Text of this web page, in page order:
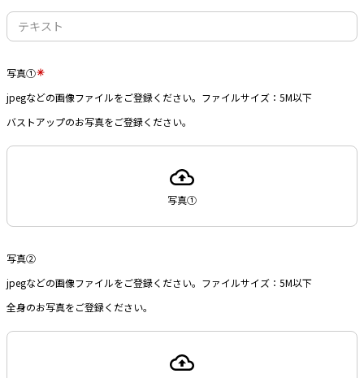
写真①
jpegなどの画像ファイルをご登録ください。ファイルサイズ：5M以下
バストアップのお写真をご登録ください。
写真①
写真②
jpegなどの画像ファイルをご登録ください。ファイルサイズ：5M以下
全身のお写真をご登録ください。